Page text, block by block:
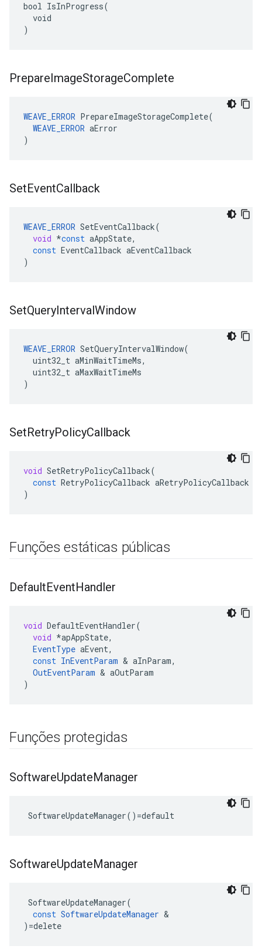
bool IsInProgress(
  void
)
PrepareImageStorageComplete
WEAVE_ERROR PrepareImageStorageComplete(
WEAVE_ERROR aError
)
SetEventCallback
WEAVE_ERROR SetEventCallback(
void *const aAppState,
const EventCallback aEventCallback
)
SetQueryIntervalWindow
WEAVE_ERROR SetQueryIntervalWindow(
  uint32_t aMinWaitTimeMs,
  uint32_t aMaxWaitTimeMs
)
SetRetryPolicyCallback
void SetRetryPolicyCallback(
const RetryPolicyCallback aRetryPolicyCallback
)
Funções estáticas públicas
DefaultEventHandler
void DefaultEventHandler(
void *apAppState,
EventType aEvent,
const InEventParam & aInParam,
OutEventParam & aOutParam
)
Funções protegidas
SoftwareUpdateManager
SoftwareUpdateManager()=default
SoftwareUpdateManager
SoftwareUpdateManager(
const SoftwareUpdateManager &
) =delete